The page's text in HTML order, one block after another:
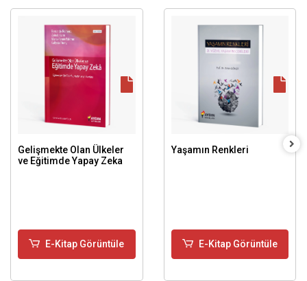
Gelişmekte Olan Ülkeler
ve Eğitimde Yapay Zeka
E-Kitap Görüntüle
Yaşamın Renkleri
E-Kitap Görüntüle